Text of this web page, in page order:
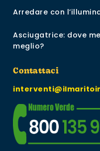
Arredare con
Asciugatrice: dove
meglio?
Contattaci